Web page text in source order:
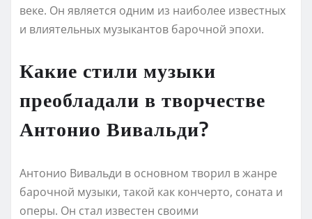
веке. Он является одним из наиболее известных
и влиятельных музыкантов барочной эпохи.
Какие стили музыки
преобладали в творчестве
Антонио Вивальди?
Антонио Вивальди в основном творил в жанре
барочной музыки, такой как кончерто, соната и
оперы. Он стал известен своими